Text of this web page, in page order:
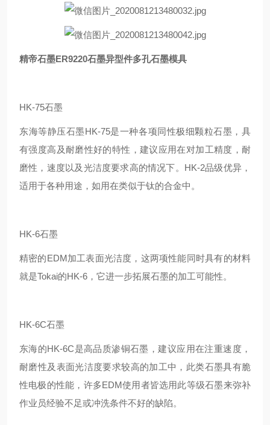
精帝石墨ER9220石墨异型件多孔石墨模具
HK-75石墨
东海等静压石墨HK-75是一种各项同性极细颗粒石墨，具
有强度高及耐磨性好的特性，建议应用在对加工精度，耐
磨性，速度以及光洁度要求高的情况下。HK-2品级优异，
适用于各种用途，如用在类似于钛的合金中。
HK-6石墨
精密的EDM加工表面光洁度，这两项性能同时具有的材料
就是Tokai的HK-6，它进一步拓展石墨的加工可能性。
HK-6C石墨
东海的HK-6C是高品质渗铜石墨，建议应用在注重速度，
耐磨性及表面光洁度要求较高的加工中，此类石墨具有脆
性电极的性能，许多EDM使用者皆选用此等级石墨来弥补
作业员经验不足或冲洗条件不好的缺陷。